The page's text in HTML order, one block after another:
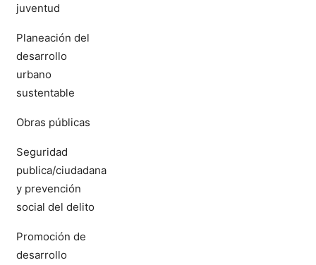
juventud
Planeación del
desarrollo
urbano
sustentable
Obras públicas
Seguridad
publica/ciudadana
y prevención
social del delito
Promoción de
desarrollo